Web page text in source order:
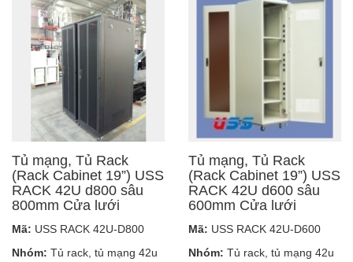
Tủ mạng, Tủ Rack
(Rack Cabinet 19”) USS
RACK 42U d800 sâu
800mm Cửa lưới
Mã: USS RACK 42U-D800
Nhóm: Tủ rack, tủ mạng 42u
Tủ mạng, Tủ Rack
(Rack Cabinet 19”) USS
RACK 42U d600 sâu
600mm Cửa lưới
Mã: USS RACK 42U-D600
Nhóm: Tủ rack, tủ mạng 42u